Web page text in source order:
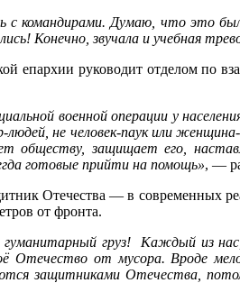
с командирами. Думаю, что это
Конечно, звучала и учебная
епархии руководит отделом по
военной операции у
людей, не человек-паук или
обществу, защищает его,
готовые прийти на помощь», —
Отечества — в современных
от фронта.
гуманитарный груз! Каждый из
от мусора. Вроде
защитниками Отечества,